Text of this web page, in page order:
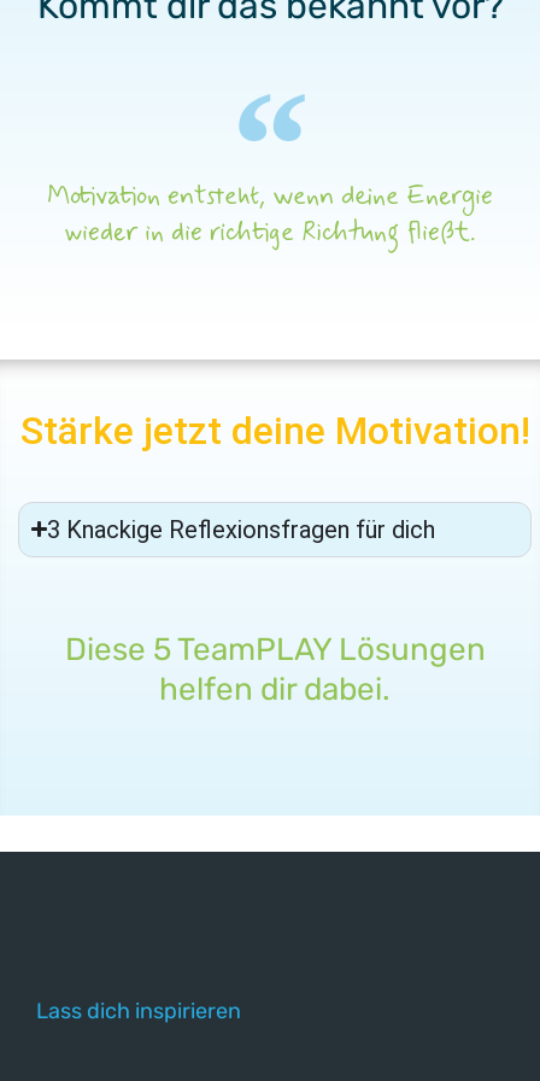
Motivation entsteht, wenn deine Energie
wieder in die richtige Richtung fließt.
Stärke jetzt deine Motivation!
3 Knackige Reflexionsfragen für dich
Diese 5 TeamPLAY Lösungen
helfen dir dabei.
Lass dich inspirieren